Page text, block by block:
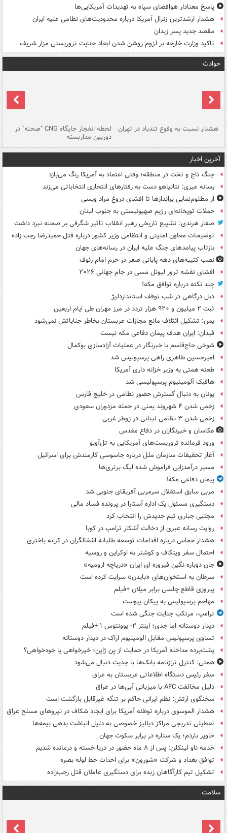
پاسخ معنادار هوافضای سپاه به تهدیدات آمریکایی‌ها
هشدار ارشدترین ژنرال آمریکا درباره محدودیت‌های نظامی علیه ایران
مقصد جدید پسر زیدان
تاکید وزارت خارجه بر لزوم روشن شدن ابعاد جنایت تروریستی مزار شریف
حوادث
هشدار نسبت به وفوع تندباد در تهران لحظه انفجار جایگاه CNG "صحنه" در
دوربین مداربسته
آخرین اخبار
جنگ تاج و تخت در منطقه؛ وقتی اعتماد به آمریکا رنگ می‌بازد
رسانه عبری: نتانیاهو دست به رفتارهای انتحاری انتخاباتی می‌زند
از مظلوم‌نمایی براندازها تا افشای دروغ مراد ویسی
حملات توپخانه‌ای رژیم صهیونیستی به جنوب لبنان
صفار هرندی: تشییع تاریخی رهبر انقلاب تاثیر شگرفی بر صحنه نبرد داشت
توضیحات معاون امنیتی و انتظامی وزیر کشور درباره قتل حمیدرضا رجب زاده
بازتاب پیامدهای جنگ علیه ایران در رسانه‌های جهان
نصب کتیبه‌های دهه پایانی صفر در حرم امام رئوف
افشای نقشه ترور لیونل مسی در جام جهانی ۲۰۲۶
چند نکته درباره توافق مکه!
دبل درگاهی در شب توقف استانداردلیژ
ثبت ۲ میلیون و ۹۲۰ هزار تردد در مرز مهران طی ایام اربعین
یمن: تشکیل ائتلاف مانع مجازات عربستان بخاطر جنایاتش نمی‌شود
فیدان: ایران هدف پیمان دفاعی مکه نیست
شوخی حاج‌قاسم با خبرنگار در عملیات آزادسازی بوکمال
امیرحسین طاهری راهی پرسپولیس شد
طعنه همتی به وزیر خزانه داری آمریکا
هافبک آلومینیوم پرسپولیسی شد
یونان به دنبال گسترش حضور نظامی در خلیج فارس
زخمی شدن ۴ شهروند یمنی در حمله مزدوران سعودی
زخمی شدن ۳ نظامی لبنانی در زوطر غربی
عکاسان و خبرنگاران در دفاع مقدس
ورود فرمانده تروریست‌های آمریکایی به تل‌آویو
آغاز تحقیقات سازمان ملل درباره جاسوسی کارمندش برای اسرائیل
مسیر درآمدزایی فراموش شده لیگ برتری‌ها
پیمان دفاعی مکه!
مربی سابق استقلال سرمربی آفریقای جنوبی شد
دستگیری مسئول یک اداره آستارا در پرونده فساد مالی
مجتبی جباری تیم جدیدش را انتخاب کرد
روایت رسانه عبری از دخالت آشکار ترامپ در کوبا
هشدار حماس درباره اقدامات توسعه طلبانه اشغالگران در کرانه باختری
احتمال سفر ویتکاف و کوشنر به اوکراین و روسیه
جان دوباره نگین فیروزه ای ایران «دریاچه ارومیه»
سرطان به استخوان‌های «بایدن» سرایت کرده است
پیروزی قاطع چلسی برابر میلان +فیلم
مهاجم پرسپولیس به پیکان پیوست
ترامپ، مرتکب جنایت جنگی شده است
دیدار دوستانه اما جدی؛ اینتر ۲- یوونتوس ۱ +فیلم
تساوی پرسپولیس مقابل الومینیوم اراک در دیدار دوستانه
پشت‌پرده مداخله آمریکا در حمایت از یِن ژاپن؛ خیرخواهی یا خودخواهی؟
همتی: کنترل ترازنامه بانک‌ها با جدیت دنبال می‌شود
سفر رئیس دستگاه اطلاعاتی عربستان به عراق
دلیل مخالفت AFC با میزبانی آبی‌ها در عراق
سخنگوی ارتش: نظم ایرانی حاکم بر تنگه غیرقابل بازگشت است
هشدار الموسوی درباره توطئه آمریکا برای ایجاد شکاف در نیروهای مسلح عراق
تعطیلی تدریجی مراکز دیالیز خصوصی به دلیل انباشت بدهی بیمه‌ها
خاویر باردم؛ یک ستاره در برابر سکوت جهان
خدمه ناو لینکلن: پس از ۸ ماه حضور در دریا خسته و درمانده‌ شدیم
توافق بغداد و شرکت «شورون» برای احداث خط لوله بصره
تشکیل تیم کارآگاهان زبده برای دستگیری عاملان قتل رجب‌زاده
سلامت